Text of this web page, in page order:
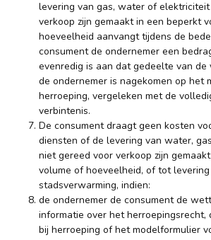
levering van gas, water of
verkoop zijn gemaakt in een beperkt
hoeveelheid aanvangt tijdens de
consument de ondernemer een
evenredig is aan dat gedeelte van
de ondernemer is nagekomen op het
herroeping, vergeleken met de
verbintenis.
De consument draagt geen kosten
diensten of de levering van water,
niet gereed voor verkoop zijn
volume of hoeveelheid, of tot
stadsverwarming, indien:
de ondernemer de consument de
informatie over het herroepingsrecht,
bij herroeping of het modelformulier